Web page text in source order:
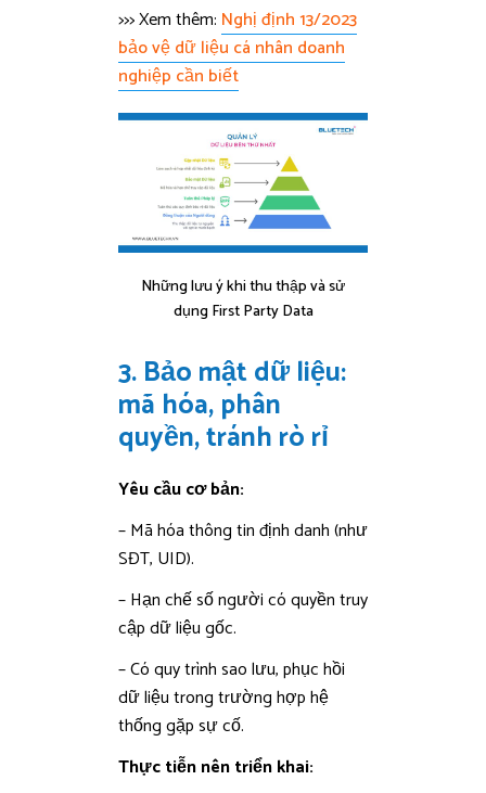
>>> Xem thêm: Nghị định 13/2023
bảo vệ dữ liệu cá nhân doanh
nghiệp cần biết
Những lưu ý khi thu thập và sử
dụng First Party Data
3. Bảo mật dữ liệu:
mã hóa, phân
quyền, tránh rò rỉ
Yêu cầu cơ bản:
– Mã hóa thông tin định danh (như
SĐT, UID).
– Hạn chế số người có quyền truy
cập dữ liệu gốc.
– Có quy trình sao lưu, phục hồi
dữ liệu trong trường hợp hệ
thống gặp sự cố.
Thực tiễn nên triển khai: